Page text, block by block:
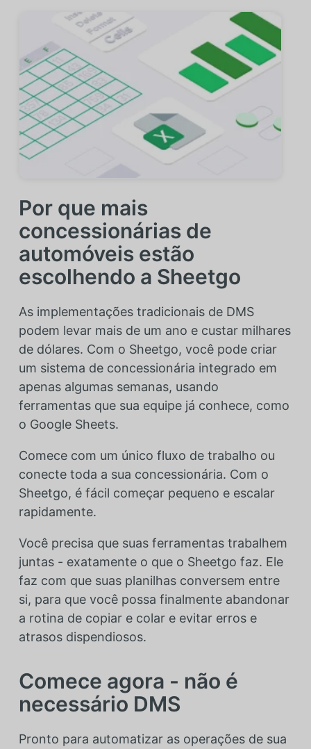
Por que mais
concessionárias de
automóveis estão
escolhendo a Sheetgo
As implementações tradicionais de DMS
podem levar mais de um ano e custar milhares
de dólares. Com o Sheetgo, você pode criar
um sistema de concessionária integrado em
apenas algumas semanas, usando
ferramentas que sua equipe já conhece, como
o Google Sheets.
Comece com um único fluxo de trabalho ou
conecte toda a sua concessionária. Com o
Sheetgo, é fácil começar pequeno e escalar
rapidamente.
Você precisa que suas ferramentas trabalhem
juntas - exatamente o que o Sheetgo faz. Ele
faz com que suas planilhas conversem entre
si, para que você possa finalmente abandonar
a rotina de copiar e colar e evitar erros e
atrasos dispendiosos.
Comece agora - não é
necessário DMS
Pronto para automatizar as operações de sua